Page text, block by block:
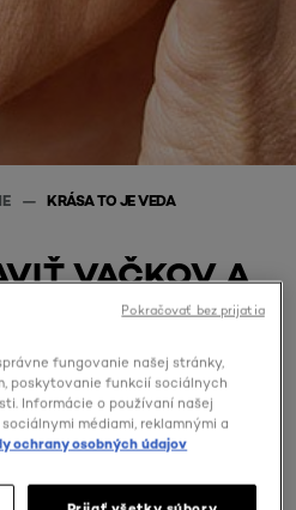
KRÁSA TO JE VEDA
VAČKOV A
OČAMI?
PORIADNA
okolie je jednou
tváre. Pleť je tu
fungovanie našej stránky,
poskytovanie funkcií sociálnych
Informácie o používaní našej
médiami, reklamnými a
ochrany osobných údajov
Pokračovať bez prijatia